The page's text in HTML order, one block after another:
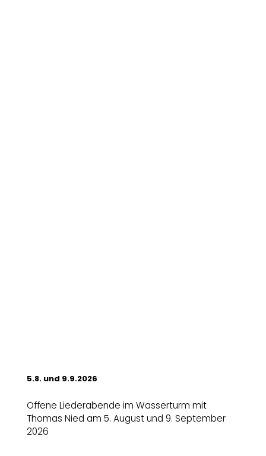
5.8. und 9.9.2026
Offene Liederabende im Wasserturm mit
Thomas Nied am 5. August und 9. September
2026